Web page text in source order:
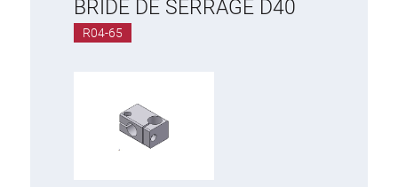
BRIDE DE SERRAGE D40
R04-65